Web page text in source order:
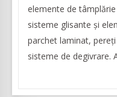
elemente de
sisteme glisante şi
parchet laminat,
sisteme de degivrare.